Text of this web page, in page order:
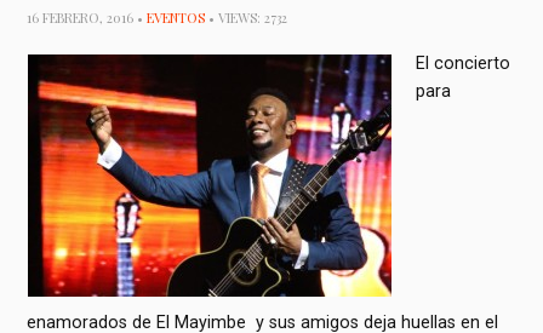
16 FEBRERO, 2016 •EVENTOS • VIEWS: 2732
El concierto
para
enamorados de El Mayimbe y sus amigos deja huellas en el